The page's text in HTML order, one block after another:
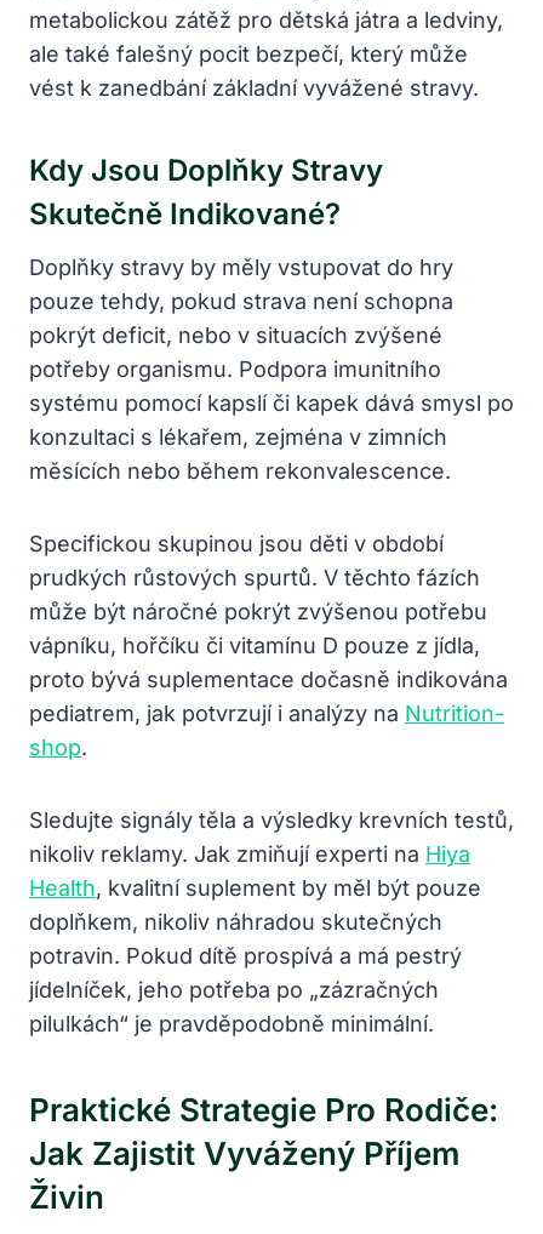
metabolickou zátěž pro dětská játra a ledviny,
ale také falešný pocit bezpečí, který může
vést k zanedbání základní vyvážené stravy.
Kdy Jsou Doplňky Stravy
Skutečně Indikované?
Doplňky stravy by měly vstupovat do hry
pouze tehdy, pokud strava není schopna
pokrýt deficit, nebo v situacích zvýšené
potřeby organismu. Podpora imunitního
systému pomocí kapslí či kapek dává smysl po
konzultaci s lékařem, zejména v zimních
měsících nebo během rekonvalescence.
Specifickou skupinou jsou děti v období
prudkých růstových spurtů. V těchto fázích
může být náročné pokrýt zvýšenou potřebu
vápníku, hořčíku či vitamínu D pouze z jídla,
proto bývá suplementace dočasně indikována
pediatrem, jak potvrzují i analýzy na Nutrition-
shop.
Sledujte signály těla a výsledky krevních testů,
nikoliv reklamy. Jak zmiňují experti na Hiya
Health, kvalitní suplement by měl být pouze
doplňkem, nikoliv náhradou skutečných
potravin. Pokud dítě prospívá a má pestrý
jídelníček, jeho potřeba po „zázračných
pilulkách“ je pravděpodobně minimální.
Praktické Strategie Pro Rodiče:
Jak Zajistit Vyvážený Příjem
Živin